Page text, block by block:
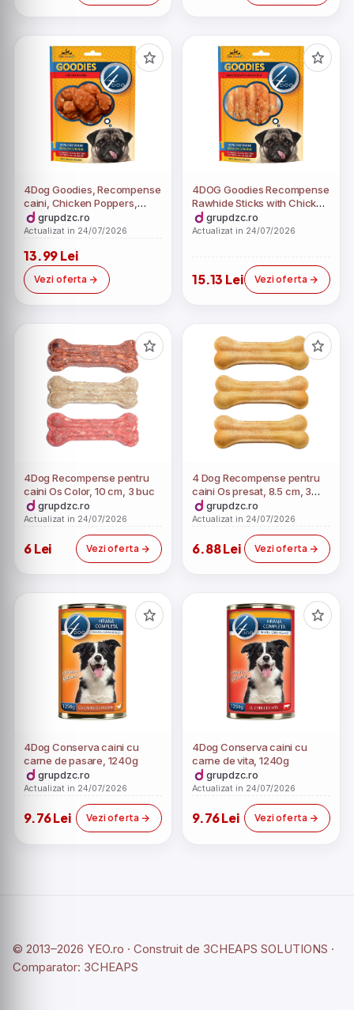
4Dog Goodies, Recompense
caini, Chicken Poppers,
100ggrupdzc.ro
Actualizat in 24/07/2026
13.99 Lei
Vezi oferta
4DOG Goodies Recompense
Rawhide Sticks with Chicken
100ggrupdzc.ro
Actualizat in 24/07/2026
15.13 Lei Vezi oferta
4Dog Recompense pentru
caini Os Color, 10 cm, 3 buc
grupdzc.ro
Actualizat in 24/07/2026
6 Lei Vezi oferta
4 Dog Recompense pentru
caini Os presat, 8.5 cm, 3
bucgrupdzc.ro
Actualizat in 24/07/2026
6.88 Lei Vezi oferta
4Dog Conserva caini cu
carne de pasare, 1240g
grupdzc.ro
Actualizat in 24/07/2026
9.76 Lei Vezi oferta
4Dog Conserva caini cu
carne de vita, 1240g
grupdzc.ro
Actualizat in 24/07/2026
9.76 Lei Vezi oferta
© 2013–2026 YEO.ro · Construit de 3CHEAPS SOLUTIONS ·
Comparator: 3CHEAPS